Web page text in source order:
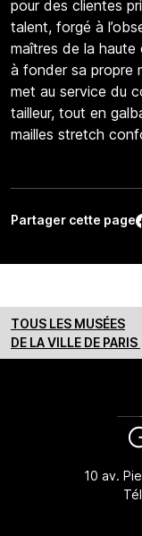
pour des clientes
talent, forgé à
maîtres de la haute
à fonder sa propre
met au service du
tailleur, tout en
mailles stretch
Partager cette page
TOUS LES MUSÉES
DE LA VILLE DE PARIS
10 av.